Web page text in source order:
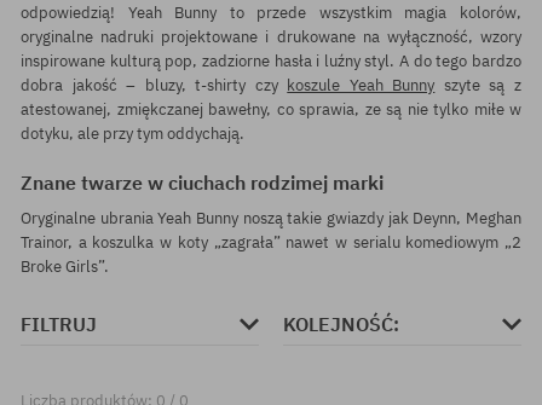
odpowiedzią! Yeah Bunny to przede wszystkim magia kolorów,
oryginalne nadruki projektowane i drukowane na wyłączność, wzory
inspirowane kulturą pop, zadziorne hasła i luźny styl. A do tego bardzo
dobra jakość – bluzy, t-shirty czy koszule Yeah Bunny szyte są z
atestowanej, zmiękczanej bawełny, co sprawia, ze są nie tylko miłe w
dotyku, ale przy tym oddychają.
Znane twarze w ciuchach rodzimej marki
Oryginalne ubrania Yeah Bunny noszą takie gwiazdy jak Deynn, Meghan
Trainor, a koszulka w koty „zagrała” nawet w serialu komediowym „2
Broke Girls”.
FILTRUJ KOLEJNOŚĆ:
Liczba produktów: 0 / 0